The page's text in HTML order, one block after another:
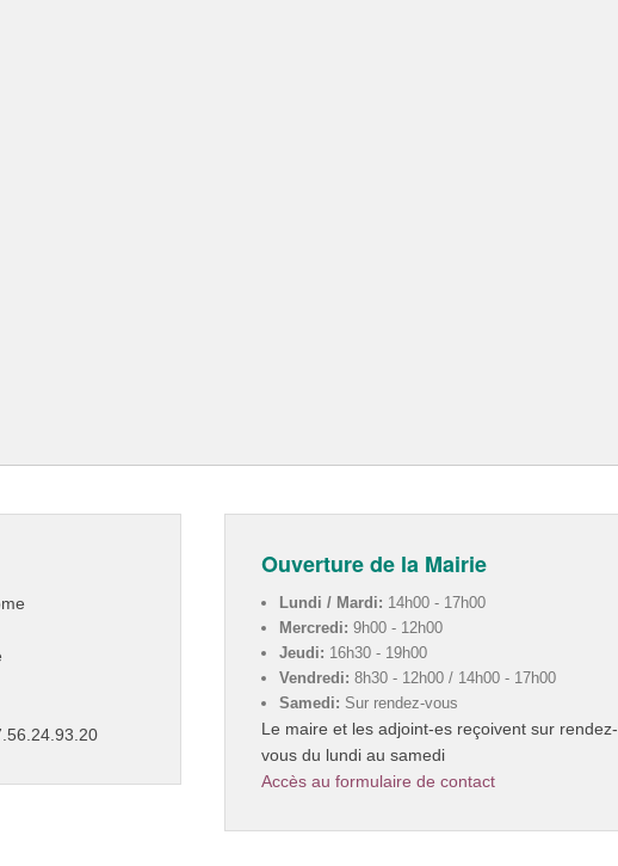
Ouverture de la Mairie
Lundi / Mardi: 14h00 - 17h00
Mercredi: 9h00 - 12h00
Jeudi: 16h30 - 19h00
Vendredi: 8h30 - 12h00 / 14h00 - 17h00
Samedi: Sur rendez-vous
Le maire et les adjoint-es reçoivent sur rendez-
vous du lundi au samedi
Accès au formulaire de contact